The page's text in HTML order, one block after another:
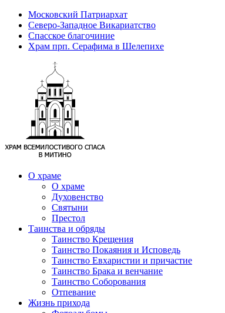
Московский Патриархат
Северо-Западное Викариатство
Спасское благочиние
Храм прп. Серафима в Шелепихе
О храме
О храме
Духовенство
Святыни
Престол
Таинства и обряды
Таинство Крещения
Таинство Покаяния и Исповедь
Таинство Евхаристии и причастие
Таинство Брака и венчание
Таинство Соборования
Отпевание
Жизнь прихода